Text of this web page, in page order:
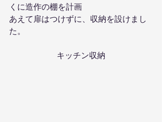
くに造作の棚を計画
あえて扉はつけずに、収納を設けまし
た。
キッチン収納